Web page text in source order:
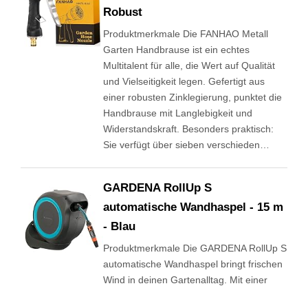
Robust
Produktmerkmale Die FANHAO Metall
Garten Handbrause ist ein echtes
Multitalent für alle, die Wert auf Qualität
und Vielseitigkeit legen. Gefertigt aus
einer robusten Zinklegierung, punktet die
Handbrause mit Langlebigkeit und
Widerstandskraft. Besonders praktisch:
Sie verfügt über sieben verschieden…
GARDENA RollUp S
automatische Wandhaspel - 15 m
- Blau
Produktmerkmale Die GARDENA RollUp S
automatische Wandhaspel bringt frischen
Wind in deinen Gartenalltag. Mit einer